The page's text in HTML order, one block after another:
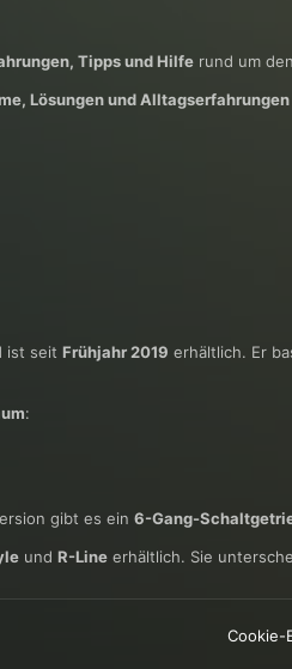
Tipps und Hilfe rund um den
Lösungen und Alltagserfahrungen
ist seit Frühjahr 2019 erhältlich. Er
:
gibt es ein 6-Gang-
und R-Line erhältlich. Sie
Cookie-